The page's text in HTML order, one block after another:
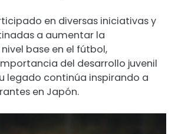
en diversas iniciativas y
a aumentar la
base en el fútbol,
del desarrollo juvenil
legado continúa inspirando a
en Japón.